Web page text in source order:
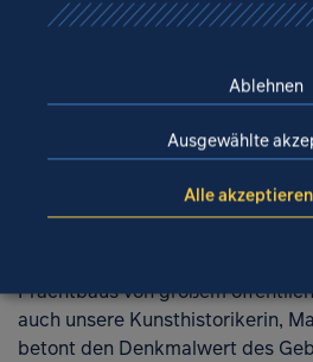
Großes
Das Theater Putbus, in dem die
vollbesetzt. Auch dasMedienecho
Prachtbaus von großem
auch unsere Kunsthistorikerin,
betont den Denkmalwert des
Ablehnen
Ausgewählte
Alle akzeptieren